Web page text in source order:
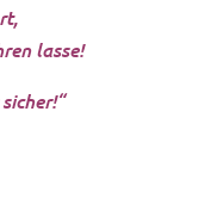
lasse!